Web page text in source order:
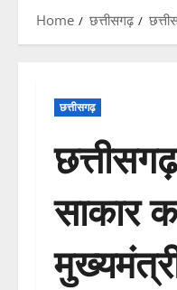
Home छत्तीसगढ़
छत्तीसगढ़
साकार